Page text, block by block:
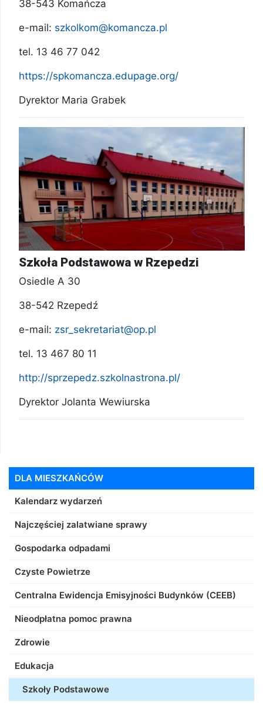
38-543 Komańcza
e-mail: szkolkom@komancza.pl
tel. 13 46 77 042
https://spkomancza.edupage.org/
Dyrektor Maria Grabek
Szkoła Podstawowa w Rzepedzi
Osiedle A 30
38-542 Rzepedź
e-mail: zsr_sekretariat@op.pl
tel. 13 467 80 11
http://sprzepedz.szkolnastrona.pl/
Dyrektor Jolanta Wewiurska
DLA MIESZKAŃCÓW
Kalendarz wydarzeń
Najczęściej zalatwiane sprawy
Gospodarka odpadami
Czyste Powietrze
Centralna Ewidencja Emisyjności Budynków (CEEB)
Nieodpłatna pomoc prawna
Zdrowie
Edukacja
Szkoły Podstawowe